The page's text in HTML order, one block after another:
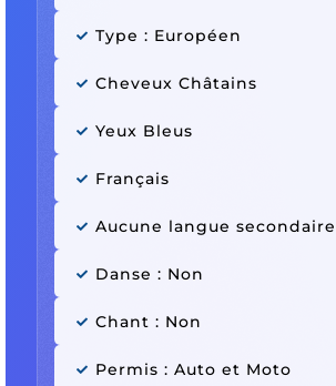
Type : Européen
Cheveux Châtains
Yeux Bleus
Français
Aucune langue secondaire
Danse : Non
Chant : Non
Permis : Auto et Moto